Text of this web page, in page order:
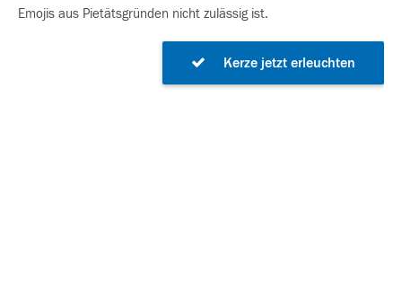
Emojis aus Pietätsgründen nicht zulässig ist.
Kerze jetzt erleuchten